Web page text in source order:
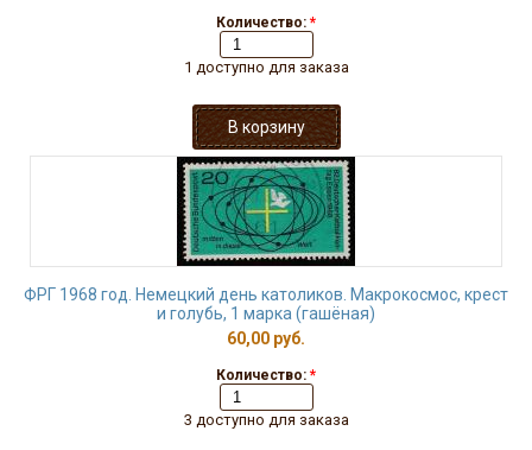
Количество: *
1 доступно для заказа
ФРГ 1968 год. Немецкий день католиков. Макрокосмос, крест
и голубь, 1 марка (гашёная)
60,00 руб.
Количество: *
3 доступно для заказа